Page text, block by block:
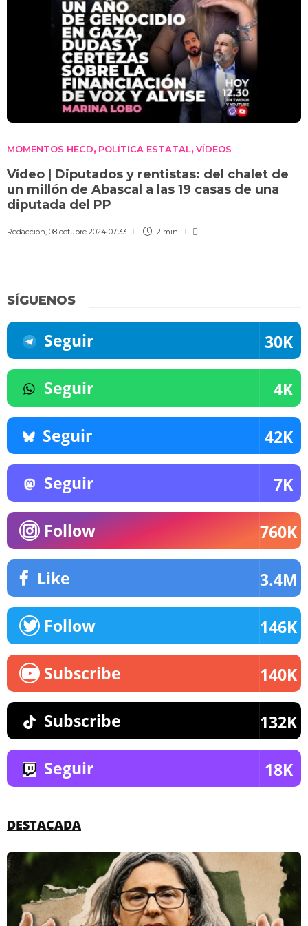
MOMENTOS HECD, POLÍTICA ESTATAL, VÍDEOS
Vídeo | Diputados y rentistas: del chalet de
un millón de Abascal a las 19 casas de una
diputada del PP
Redaccion 08 octubre 2024 07:33 2 min
SÍGUENOS
Seguir 30K
Seguir 4K
Seguir 42K
Seguir 7K
Follow 760K
Like 3.4M
Follow 146K
Subscribe 140K
Subscribe 132K
Seguir 18K
DESTACADA